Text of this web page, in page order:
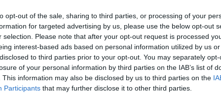
opt-out of the sale, sharing to third parties, or processing of your
for targeted advertising by us, please use the below opt-out
selection. Please note that after your opt-out request is processed
interest-based ads based on personal information utilized by us
to third parties prior to your opt-out. You may separately
of your personal information by third parties on the IAB’s list of
This information may also be disclosed by us to third parties on the
Participants that may further disclose it to other third parties.
ma aiutano l’organismo a
piramide, le verdure, in
stagione e quelle a foglia verde.
o cotti al vapore conditi con
(poco calorica, ha anche un effetto
i giorni successivi a pranzi o cene